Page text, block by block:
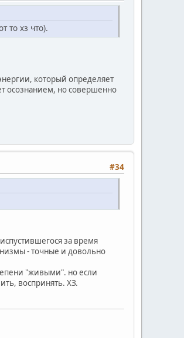
то хз что).
который определяет
осознанием, но совершенно
#34
за время
- точные и довольно
"живыми". но если
воспринять. ХЗ.